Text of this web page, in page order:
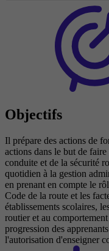
Objectifs
Il prépare des actions de
actions dans le but de
conduite et de la sécurité
quotidien à la gestion
en prenant en compte le
Code de la route et les
établissements scolaires,
routier et au
progression des
l'autorisation d'enseigner